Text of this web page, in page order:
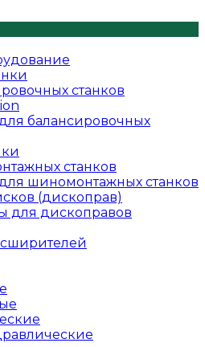
станков
балансировочных
станков
шиномонтажных станков
(дископрав)
для дископравов